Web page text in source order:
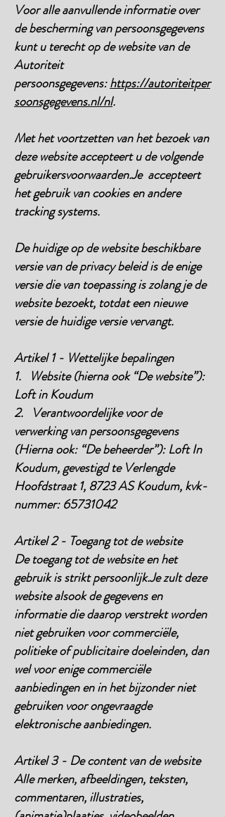
Voor alle aanvullende informatie over
de bescherming van persoonsgegevens
kunt u terecht op de website van de
Autoriteit
persoonsgegevens:https://autoriteitper
soonsgegevens.nl/nl.
Met het voortzetten van het bezoek van
deze website accepteert u de volgende
gebruikersvoorwaarden.Je accepteert
het gebruik van cookies en andere
tracking systems.
De huidige op de website beschikbare
versie van de privacy beleid is de enige
versie die van toepassing is zolang je de
website bezoekt, totdat een nieuwe
versie de huidige versie vervangt.
Artikel 1 - Wettelijke bepalingen
1. Website (hierna ook “De website”):
Loft in Koudum
2. Verantwoordelijke voor de
verwerking van persoonsgegevens
(Hierna ook: “De beheerder”): Loft In
Koudum, gevestigd te Verlengde
Hoofdstraat 1, 8723 AS Koudum, kvk-
nummer:65731042
Artikel 2 - Toegang tot de website
De toegang tot de website en het
gebruik is strikt persoonlijk.Je zult deze
website alsook de gegevens en
informatie die daarop verstrekt worden
niet gebruiken voor commerciële,
politieke of publicitaire doeleinden, dan
wel voor enige commerciële
aanbiedingen en in het bijzonder niet
gebruiken voor ongevraagde
elektronische aanbiedingen.
Artikel 3 - De content van de website
Alle merken, afbeeldingen, teksten,
commentaren, illustraties,